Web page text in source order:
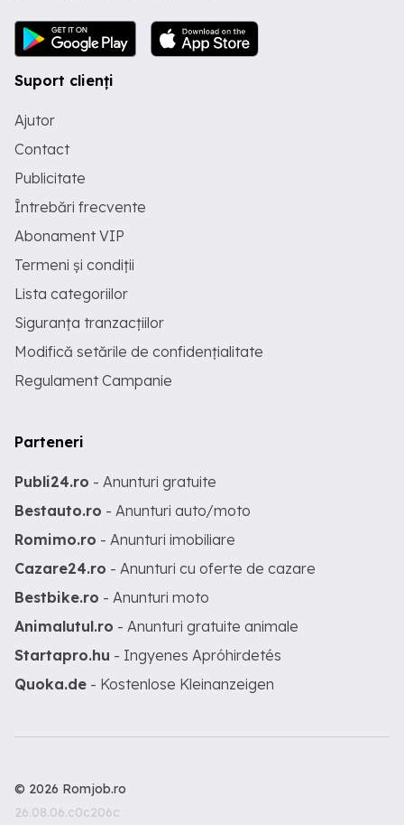
Suport clienți
Ajutor
Contact
Publicitate
Întrebări frecvente
Abonament VIP
Termeni și condiții
Lista categoriilor
Siguranța tranzacțiilor
Modifică setările de confidențialitate
Regulament Campanie
Parteneri
Publi24.ro - Anunturi gratuite
Bestauto.ro - Anunturi auto/moto
Romimo.ro - Anunturi imobiliare
Cazare24.ro - Anunturi cu oferte de cazare
Bestbike.ro - Anunturi moto
Animalutul.ro - Anunturi gratuite animale
Startapro.hu - Ingyenes Apróhirdetés
Quoka.de - Kostenlose Kleinanzeigen
© 2026 Romjob.ro
26.08.06.c0c206c